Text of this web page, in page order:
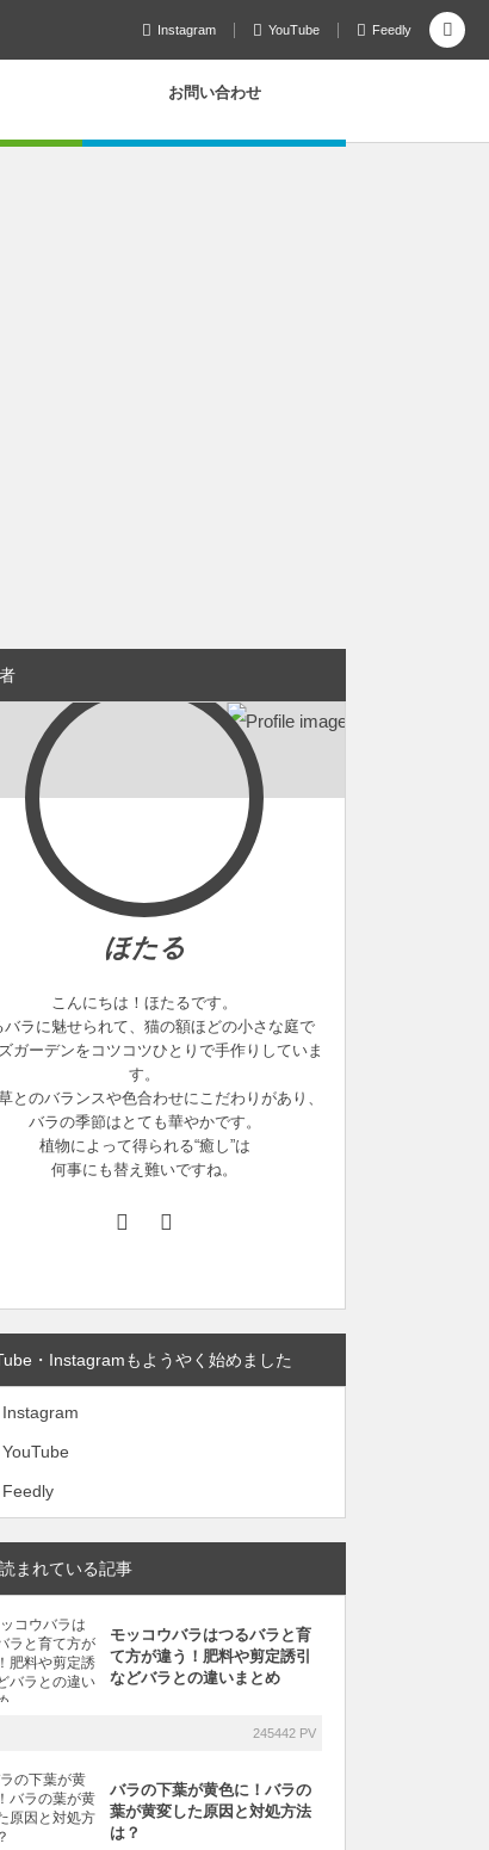
Instagram YouTube Feedly
お問い合わせ
ほたる
こんにちは！ほたるです。
バラに魅せられて、猫の額ほどの小さな庭で
ガーデンをコツコツひとりで手作りしていま
す。
とのバランスや色合わせにこだわりがあり、
バラの季節はとても華やかです。
植物によって得られる“癒し”は
何事にも替え難いですね。
・Instagramもようやく始めました
Instagram
YouTube
Feedly
まれている記事
モッコウバラはつるバラと育
て方が違う！肥料や剪定誘引
などバラとの違いまとめ
245442 PV
バラの下葉が黄色に！バラの
葉が黄変した原因と対処方法
は？